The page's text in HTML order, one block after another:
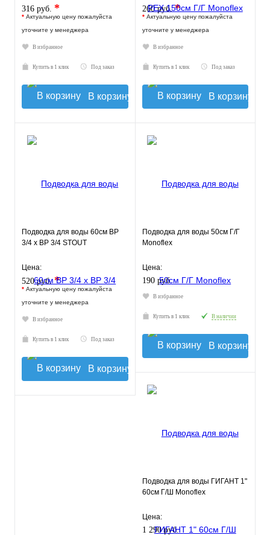
316 руб. *
* Актуальную цену пожалуйста
уточните у менеджера
В избранное
Купить в 1 клик Под заказ
В корзину
260 руб.*
* Актуальную цену пожалуйста
уточните у менеджера
В избранное
Купить в 1 клик Под заказ
В корзину
Подводка для воды 60см ВР
3/4 х ВР 3/4 STOUT
Цена:
520 руб. *
* Актуальную цену пожалуйста
уточните у менеджера
В избранное
Купить в 1 клик Под заказ
В корзину
Подводка для воды 50см Г/Г
Monoflex
Цена:
190 руб.
В избранное
Купить в 1 клик В наличии
В корзину
Подводка для воды ГИГАНТ 1"
60см Г/Ш Monoflex
Цена:
1 290 руб.